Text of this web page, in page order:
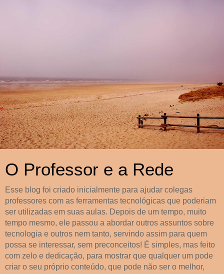
O Professor e a Rede
Esse blog foi criado inicialmente para ajudar colegas
professores com as ferramentas tecnológicas que poderiam
ser utilizadas em suas aulas. Depois de um tempo, muito
tempo mesmo, ele passou a abordar outros assuntos sobre
tecnologia e outros nem tanto, servindo assim para quem
possa se interessar, sem preconceitos! É simples, mas feito
com zelo e dedicação, para mostrar que qualquer um pode
criar o seu próprio conteúdo, que pode não ser o melhor,